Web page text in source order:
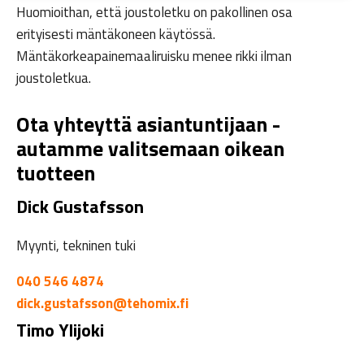
Huomioithan, että joustoletku on pakollinen osa
erityisesti mäntäkoneen käytössä.
Mäntäkorkeapainemaaliruisku menee rikki ilman
joustoletkua.
Ota yhteyttä asiantuntijaan -
autamme valitsemaan oikean
tuotteen
Dick Gustafsson
Myynti, tekninen tuki
040 546 4874
dick.gustafsson@tehomix.fi
Timo Ylijoki